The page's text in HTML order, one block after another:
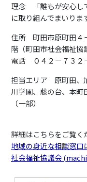
理念 「誰もが安心し
に取り組んでまいりま
住所 町田市原町田
階（町田市社会福祉協
電話 ０４２－７３２
担当エリア 原町田、
川学園、藤の台、本
（一部）
詳細はこちらをご覧く
地域の身近な相談窓口
社会福祉協議会